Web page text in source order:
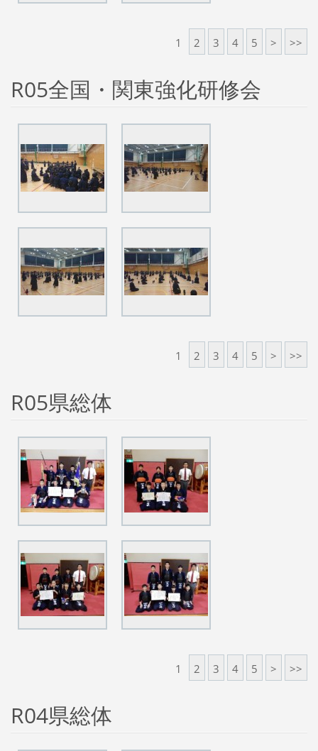
1 2 3 4 5 > >>
R05全国・関東強化研修会
1 2 3 4 5 > >>
R05県総体
1 2 3 4 5 > >>
R04県総体